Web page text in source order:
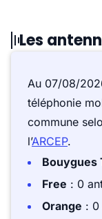
Les
Au 07/08/
téléphonie
commune
l’ARCEP.
Bouygues
Free : 0
Orange : 0